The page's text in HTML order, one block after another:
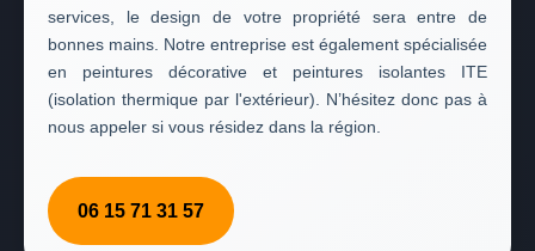
services, le design de votre propriété sera entre de
bonnes mains. Notre entreprise est également spécialisée
en peintures décorative et peintures isolantes ITE
(isolation thermique par l'extérieur). N’hésitez donc pas à
nous appeler si vous résidez dans la région.
06 15 71 31 57